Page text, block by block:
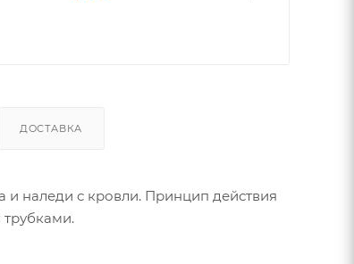
ДОСТАВКА
и наледи с кровли. Принцип действия